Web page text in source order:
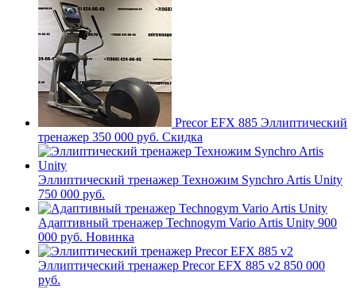
Precor EFX 885 Эллиптический
тренажер 350 000 руб. Скидка
Эллиптический тренажер Техножим Synchro Artis Unity
750 000 руб.
Адаптивный тренажер Technogym Vario Artis Unity 900
000 руб. Новинка
Эллиптический тренажер Precor EFX 885 v2 850 000
руб.